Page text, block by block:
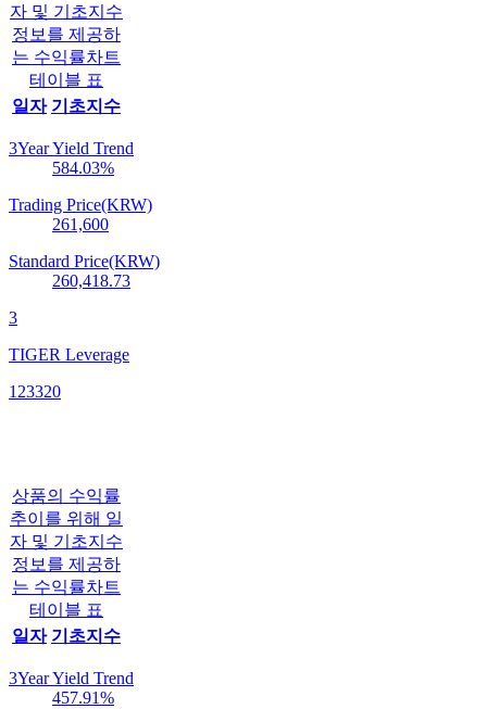
자 및 기초지수
정보를 제공하
는 수익률차트
테이블 표
일자 기초지수
3Year Yield Trend
584.03%
Trading Price(KRW)
261,600
Standard Price(KRW)
260,418.73
3
TIGER Leverage
123320
상품의 수익률
추이를 위해 일
자 및 기초지수
정보를 제공하
는 수익률차트
테이블 표
일자 기초지수
3Year Yield Trend
457.91%